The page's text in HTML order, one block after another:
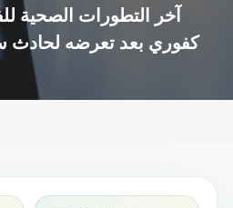
آخر التطورات الصحية
كفوري بعد تعرضه لحادث